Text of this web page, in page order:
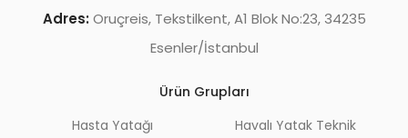
Adres: Oruçreis, Tekstilkent, A1 Blok No:23, 34235
Esenler/İstanbul
Ürün Grupları
Hasta Yatağı
Havalı Yatak Teknik